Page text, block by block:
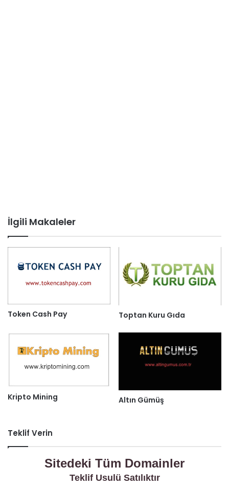
İlgili Makaleler
Token Cash Pay Toptan Kuru Gıda
Kripto Mining Altın Gümüş
Teklif Verin
Sitedeki Tüm Domainler
Teklif Usulü Satılıktır